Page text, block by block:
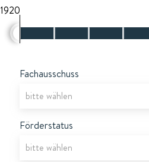
1920
Fachausschuss
Förderstatus